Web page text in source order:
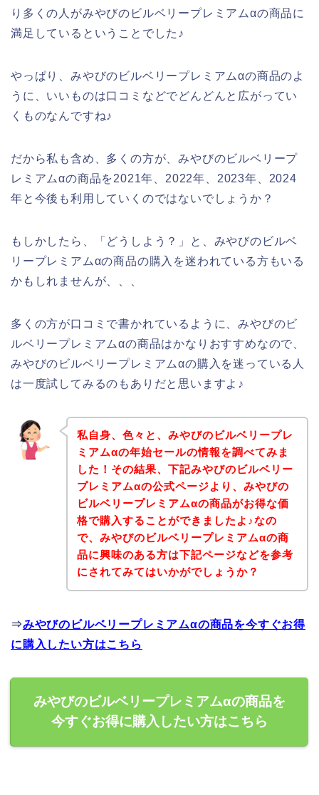
り多くの人がみやびのビルベリープレミアムαの商品に
満足しているということでした♪
やっぱり、みやびのビルベリープレミアムαの商品のよ
うに、いいものは口コミなどでどんどんと広がってい
くものなんですね♪
だから私も含め、多くの方が、みやびのビルベリープ
レミアムαの商品を2021年、2022年、2023年、2024
年と今後も利用していくのではないでしょうか？
もしかしたら、「どうしよう？」と、みやびのビルベ
リープレミアムαの商品の購入を迷われている方もいる
かもしれませんが、、、
多くの方が口コミで書かれているように、みやびのビ
ルベリープレミアムαの商品はかなりおすすめなので、
みやびのビルベリープレミアムαの購入を迷っている人
は一度試してみるのもありだと思いますよ♪
私自身、色々と、みやびのビルベリープレ
ミアムαの年始セールの情報を調べてみま
した！その結果、下記みやびのビルベリー
プレミアムαの公式ページより、みやびの
ビルベリープレミアムαの商品がお得な価
格で購入することができましたよ♪なの
で、みやびのビルベリープレミアムαの商
品に興味のある方は下記ページなどを参考
にされてみてはいかがでしょうか？
⇒みやびのビルベリープレミアムαの商品を今すぐお得
に購入したい方はこちら
みやびのビルベリープレミアムαの商品を
今すぐお得に購入したい方はこちら